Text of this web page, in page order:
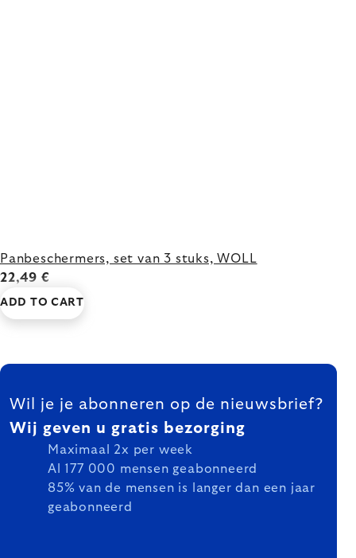
Panbeschermers, set van 3 stuks, WOLL
22,49 €
ADD TO CART
FOOTER
Wil je je abonneren op de nieuwsbrief?
Wij geven u gratis bezorging
Maximaal 2x per week
Al 177 000 mensen geabonneerd
85% van de mensen is langer dan een jaar
geabonneerd